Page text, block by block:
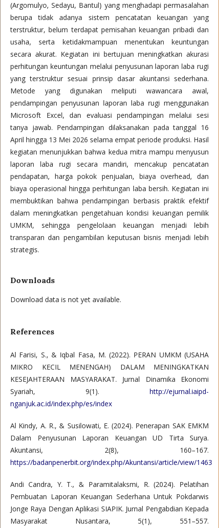
(Argomulyo, Sedayu, Bantul) yang menghadapi permasalahan
berupa tidak adanya sistem pencatatan keuangan yang
terstruktur, belum terdapat pemisahan keuangan pribadi dan
usaha, serta ketidakmampuan menentukan keuntungan
secara akurat. Kegiatan ini bertujuan meningkatkan akurasi
perhitungan keuntungan melalui penyusunan laporan laba rugi
yang terstruktur sesuai prinsip dasar akuntansi sederhana.
Metode yang digunakan meliputi wawancara awal,
pendampingan penyusunan laporan laba rugi menggunakan
Microsoft Excel, dan evaluasi pendampingan melalui sesi
tanya jawab. Pendampingan dilaksanakan pada tanggal 16
April hingga 13 Mei 2026 selama empat periode produksi. Hasil
kegiatan menunjukkan bahwa kedua mitra mampu menyusun
laporan laba rugi secara mandiri, mencakup pencatatan
pendapatan, harga pokok penjualan, biaya overhead, dan
biaya operasional hingga perhitungan laba bersih. Kegiatan ini
membuktikan bahwa pendampingan berbasis praktik efektif
dalam meningkatkan pengetahuan kondisi keuangan pemilik
UMKM, sehingga pengelolaan keuangan menjadi lebih
transparan dan pengambilan keputusan bisnis menjadi lebih
strategis.
Downloads
Download data is not yet available.
References
Al Farisi, S., & Iqbal Fasa, M. (2022). PERAN UMKM (USAHA
MIKRO KECIL MENENGAH) DALAM MENINGKATKAN
KESEJAHTERAAN MASYARAKAT. Jurnal Dinamika Ekonomi
Syariah, 9(1). http://ejurnal.iaipd-
nganjuk.ac.id/index.php/es/index
Al Kindy, A. R., & Susilowati, E. (2024). Penerapan SAK EMKM
Dalam Penyusunan Laporan Keuangan UD Tirta Surya.
Akuntansi, 2(8), 160–167.
https://badanpenerbit.org/index.php/Akuntansi/article/view/1463
Andi Candra, Y. T., & Paramitalaksmi, R. (2024). Pelatihan
Pembuatan Laporan Keuangan Sederhana Untuk Pokdarwis
Jonge Raya Dengan Aplikasi SIAPIK. Jurnal Pengabdian Kepada
Masyarakat Nusantara, 5(1), 551–557.